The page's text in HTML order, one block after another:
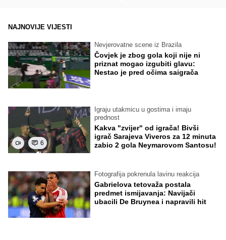
NAJNOVIJE VIJESTI
Nevjerovatne scene iz Brazila
Čovjek je zbog gola koji nije ni
priznat mogao izgubiti glavu:
Nestao je pred očima saigrača
6
Igraju utakmicu u gostima i imaju
prednost
Kakva "zvijer" od igrača! Bivši
igrač Sarajeva Viveros za 12 minuta
zabio 2 gola Neymarovom Santosu!
Fotografija pokrenula lavinu reakcija
Gabrielova tetovaža postala
predmet ismijavanja: Navijači
ubacili De Bruynea i napravili hit